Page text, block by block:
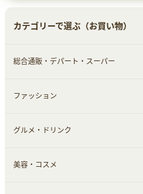
カテゴリーで選ぶ（お買い物）
総合通販・デパート・スーパー
すべて見る
総合通販
デパート・スーパー
ファッション
すべて見る
ファッション
グルメ・ドリンク
すべて見る
美容・コスメ